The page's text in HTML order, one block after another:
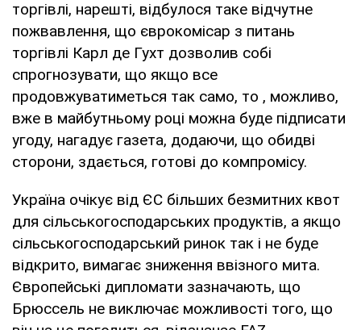
торгівлі, нарешті, відбулося таке відчутне
пожвавлення, що єврокомісар з питань
торгівлі Карл де Гухт дозволив собі
спрогнозувати, що якщо все
продовжуватиметься так само, то , можливо,
вже в майбутньому році можна буде підписати
угоду, нагадує газета, додаючи, що обидві
сторони, здається, готові до компромісу.
Україна очікує від ЄС більших безмитних квот
для сільськогосподарських продуктів, а якщо
сільськогосподарський ринок так і не буде
відкрито, вимагає зниження ввізного мита.
Європейські дипломати зазначають, що
Брюссель не виключає можливості того, що